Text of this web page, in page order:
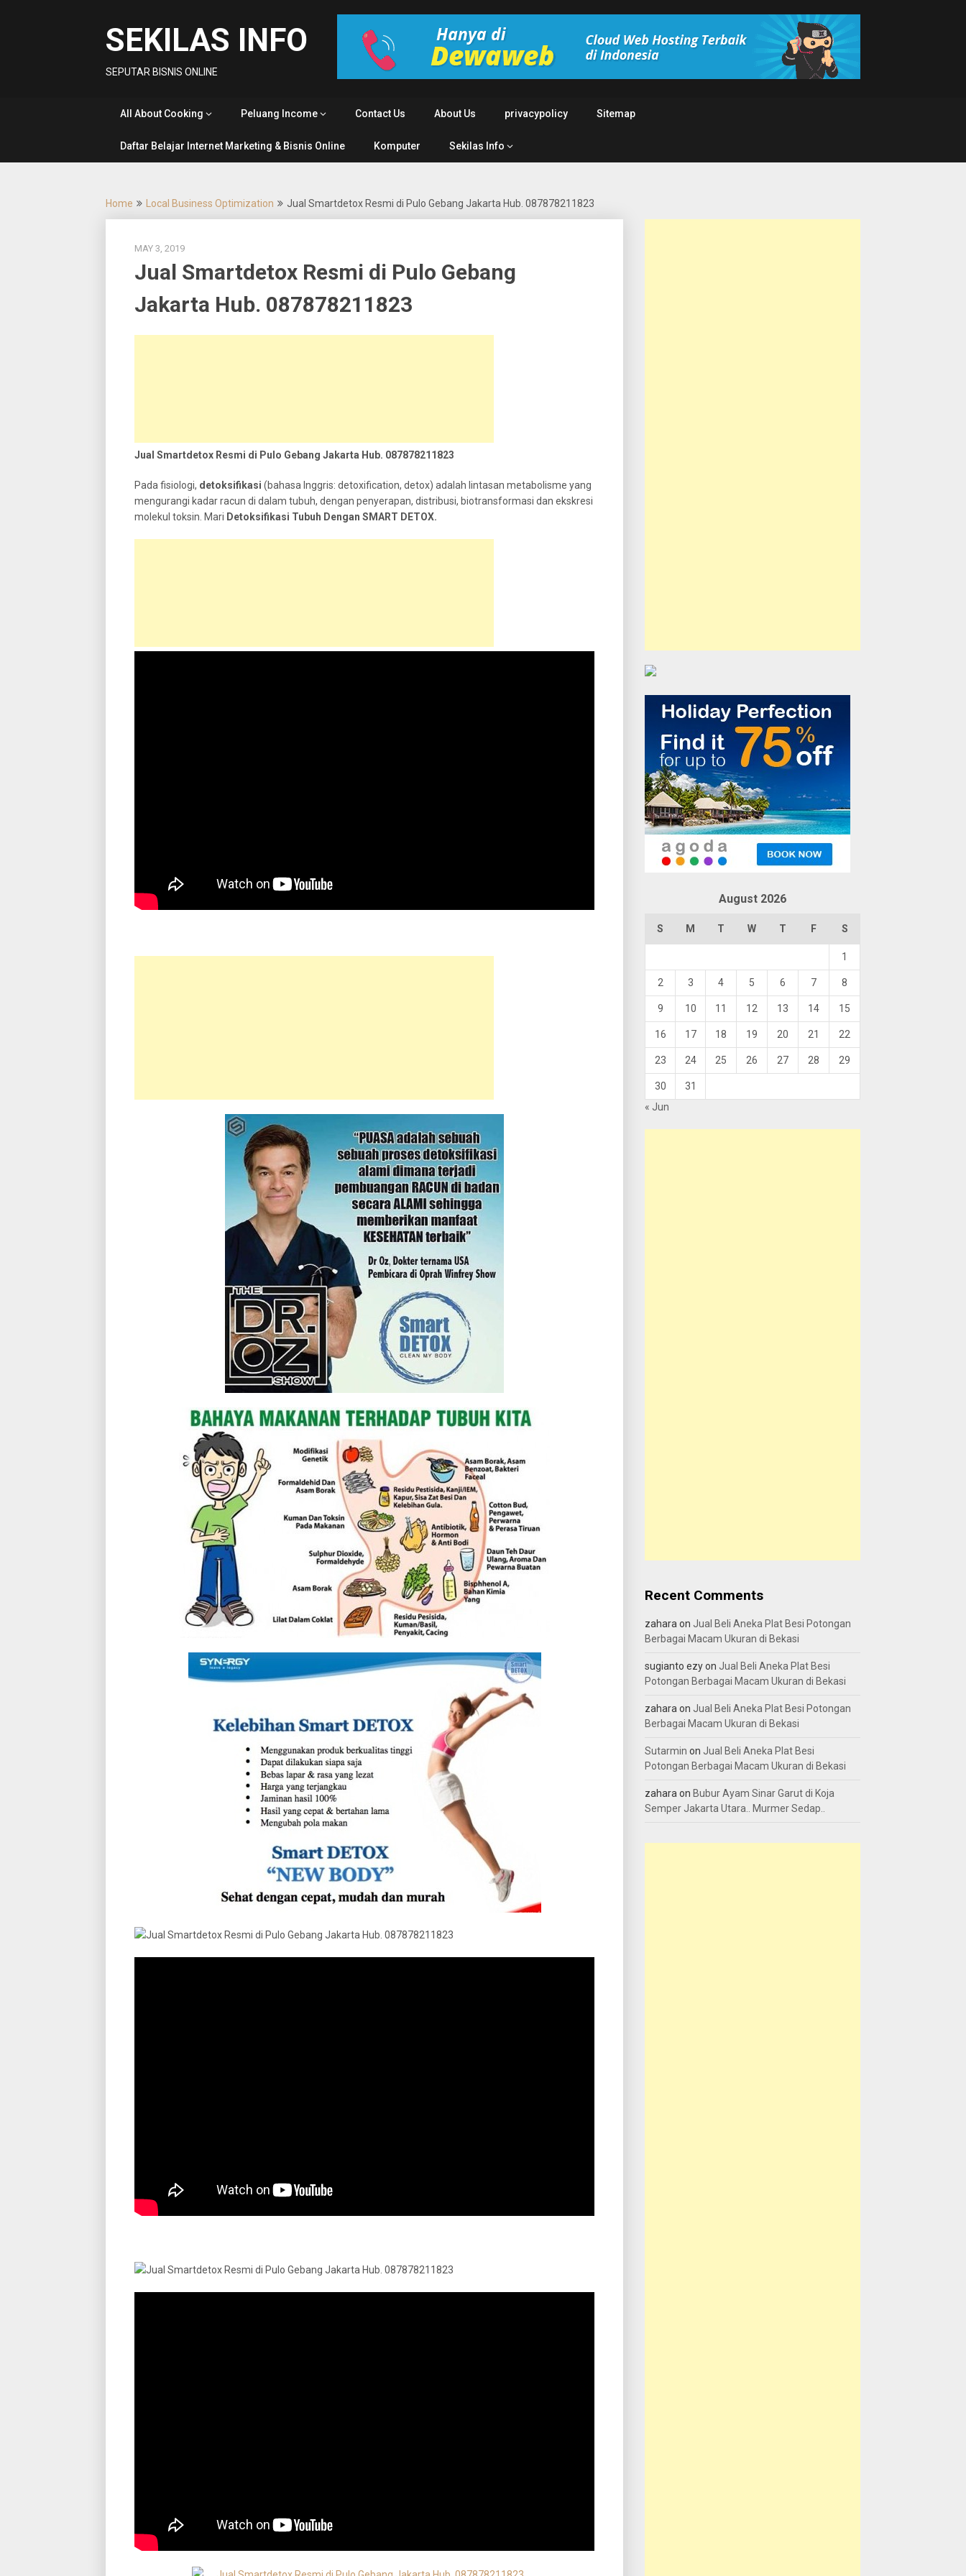
SEKILAS INFO
SEPUTAR BISNIS ONLINE
All About Cooking Peluang Income Contact Us About Us privacypolicy Sitemap
Daftar Belajar Internet Marketing & Bisnis Online Komputer Sekilas Info
Home Local Business Optimization Jual Smartdetox Resmi di Pulo Gebang Jakarta Hub. 087878211823
MAY 3, 2019
Jual Smartdetox Resmi di Pulo Gebang
Jakarta Hub. 087878211823
Jual Smartdetox Resmi di Pulo Gebang Jakarta Hub. 087878211823
Pada fisiologi, detoksifikasi (bahasa Inggris: detoxification, detox) adalah lintasan metabolisme yang
mengurangi kadar racun di dalam tubuh, dengan penyerapan, distribusi, biotransformasi dan ekskresi
molekul toksin. Mari Detoksifikasi Tubuh Dengan SMART DETOX.
August 2026
S M T W T F S
1
2 3 4 5 6 7 8
9 10 11 12 13 14 15
16 17 18 19 20 21 22
23 24 25 26 27 28 29
30
31
« Jun
Recent Comments
zahara on Jual Beli Aneka Plat Besi Potongan
Berbagai Macam Ukuran di Bekasi
sugianto ezyon Jual Beli Aneka Plat Besi
Potongan Berbagai Macam Ukuran di Bekasi
zahara on Jual Beli Aneka Plat Besi Potongan
Berbagai Macam Ukuran di Bekasi
Sutarmin on Jual Beli Aneka Plat Besi
Potongan Berbagai Macam Ukuran di Bekasi
zahara on Bubur Ayam Sinar Garut di Koja
Semper Jakarta Utara.. Murmer Sedap..